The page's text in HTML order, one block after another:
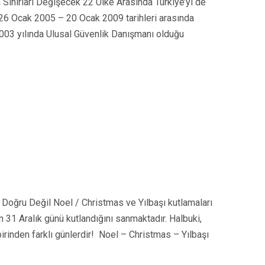
Ocak 2005 – 20 Ocak 2009 tarihleri arasında
yılında Ulusal Güvenlik Danışmanı olduğu
Doğru Değil Noel / Christmas ve Yılbaşı kutlamaları
Aralık günü kutlandığını sanmaktadır. Halbuki,
farklı günlerdir! Noel – Christmas – Yılbaşı